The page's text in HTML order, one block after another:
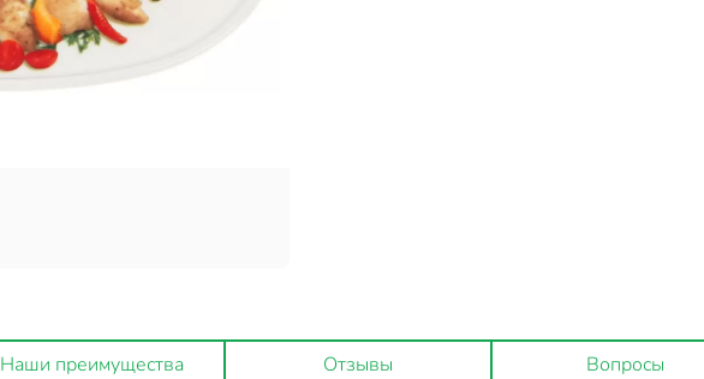
Наши преимущества Отзывы Вопросы